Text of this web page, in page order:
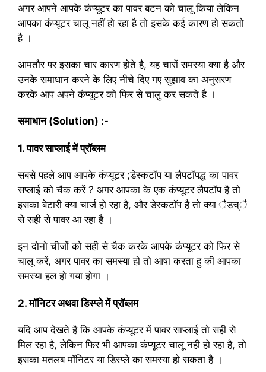
अगर आपने आपके कंप्यूटर का पावर बटन को चालू किया लेकिन
आपका कंप्यूटर चालू नहीं हो रहा है तो इसके कई कारण हो सकतो
है ।
आमतौर पर इसका चार कारण होते है, यह चारों समस्या क्या है और
उनके समाधान करने के लिए नीचे दिए गए सुझाव का अनुसरण
करके आप अपने कंप्यूटर को फिर से चालु कर सकते है ।
समाधान (Solution) :-
1. पावर साप्लाई में प्रॉब्लम
सबसे पहले आप आपके कंप्यूटर ;डेस्कटॉप या लैपटॉपद्ध का पावर
सप्लाई को चैक करें ? अगर आपका के एक कंप्यूटर लैपटॉप है तो
इसका बेटारी क्या चार्ज हो रहा है, और डेस्कटॉप है तो क्या ैडच्ै
से सही से पावर आ रहा है ।
इन दोनो चीजों को सही से चैक करके आपके कंप्यूटर को फिर से
चालू करें, अगर पावर का समस्या हो तो आषा करता हु की आपका
समस्या हल हो गया होगा ।
2. मॉनिटर अथवा डिस्प्ले में प्रॉब्लम
यदि आप देखते है कि आपके कंप्यूटर में पावर साप्लाई तो सही से
मिल रहा है, लेकिन फिर भी आपका कंप्यूटर चालू नही हो रहा है, तो
इसका मतलब मॉनिटर या डिस्प्ले का समस्या हो सकता है ।